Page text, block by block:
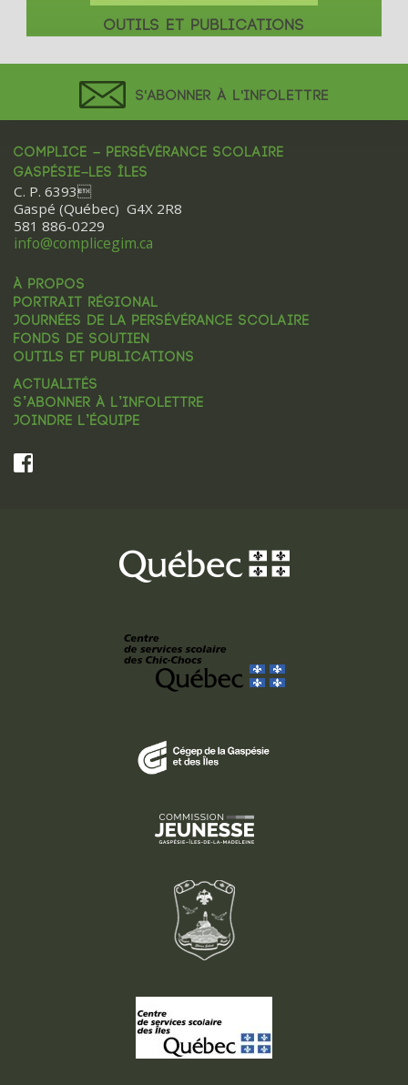
OUTILS ET PUBLICATIONS
S'ABONNER À L'INFOLETTRE
COMPLICE – PERSÉVÉRANCE SCOLAIRE
GASPÉSIE–LES ÎLES
C. P. 6393
Gaspé (Québec) G4X 2R8
581 886-0229
info@complicegim.ca
À PROPOS
PORTRAIT RÉGIONAL
JOURNÉES DE LA PERSÉVÉRANCE SCOLAIRE
FONDS DE SOUTIEN
OUTILS ET PUBLICATIONS
ACTUALITÉS
S’ABONNER À L’INFOLETTRE
JOINDRE L’ÉQUIPE